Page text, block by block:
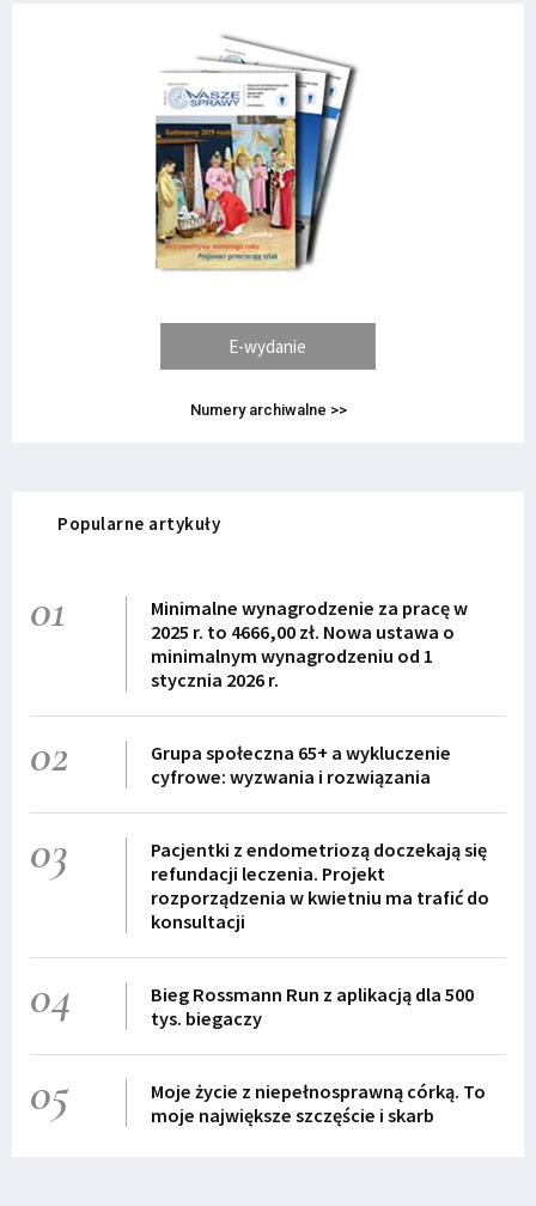
E-wydanie
Numery archiwalne >>
Popularne artykuły
01
Minimalne wynagrodzenie za pracę w
2025 r. to 4666,00 zł. Nowa ustawa o
minimalnym wynagrodzeniu od 1
stycznia 2026 r.
02
Grupa społeczna 65+ a wykluczenie
cyfrowe: wyzwania i rozwiązania
03
Pacjentki z endometriozą doczekają się
refundacji leczenia. Projekt
rozporządzenia w kwietniu ma trafić do
konsultacji
04
Bieg Rossmann Run z aplikacją dla 500
tys. biegaczy
05
Moje życie z niepełnosprawną córką. To
moje największe szczęście i skarb